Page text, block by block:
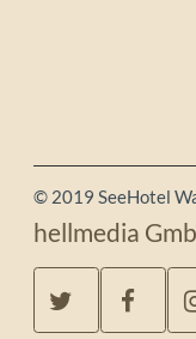
© 2019 SeeHotel
hellmedia